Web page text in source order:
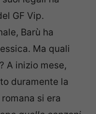
GF Vip.
Barù ha
Ma quali
? A inizio mese,
duramente la
si era